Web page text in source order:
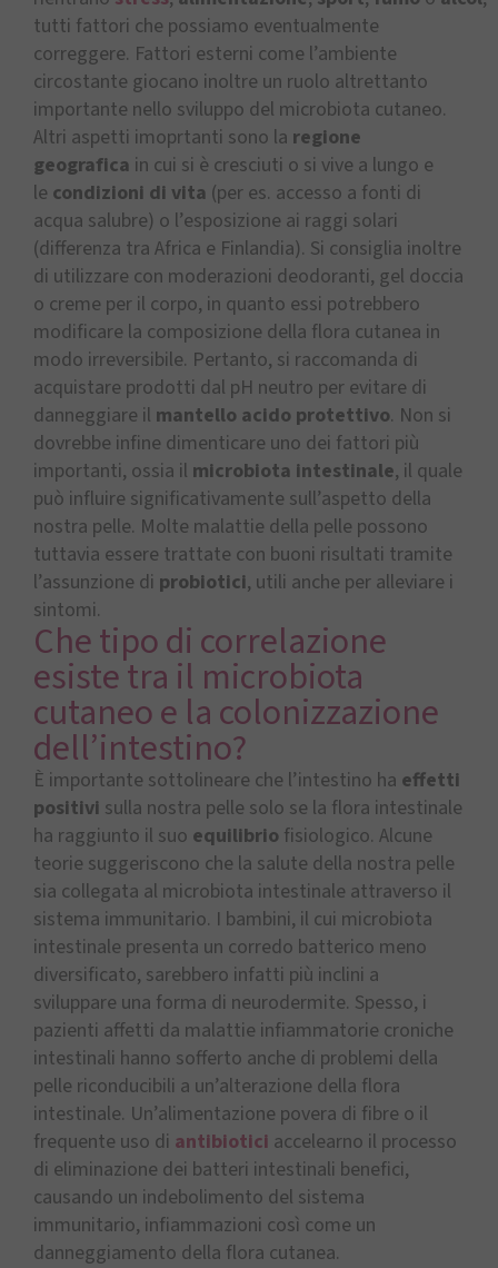
tutti fattori che possiamo eventualmente
correggere. Fattori esterni come l’ambiente
circostante giocano inoltre un ruolo altrettanto
importante nello sviluppo del microbiota cutaneo.
Altri aspetti imoprtanti sono la regione
geografica in cui si è cresciuti o si vive a lungo e
le condizioni di vita (per es. accesso a fonti di
acqua salubre) o l’esposizione ai raggi solari
(differenza tra Africa e Finlandia). Si consiglia inoltre
di utilizzare con moderazioni deodoranti, gel doccia
o creme per il corpo, in quanto essi potrebbero
modificare la composizione della flora cutanea in
modo irreversibile. Pertanto, si raccomanda di
acquistare prodotti dal pH neutro per evitare di
danneggiare il mantello acido protettivo. Non si
dovrebbe infine dimenticare uno dei fattori più
importanti, ossia il microbiota intestinale, il quale
può influire significativamente sull’aspetto della
nostra pelle. Molte malattie della pelle possono
tuttavia essere trattate con buoni risultati tramite
l’assunzione di probiotici, utili anche per alleviare i
sintomi.
Che tipo di correlazione
esiste tra il microbiota
cutaneo e la colonizzazione
dell’intestino?
È importante sottolineare che l’intestino ha effetti
positivi sulla nostra pelle solo se la flora intestinale
ha raggiunto il suo equilibrio fisiologico. Alcune
teorie suggeriscono che la salute della nostra pelle
sia collegata al microbiota intestinale attraverso il
sistema immunitario. I bambini, il cui microbiota
intestinale presenta un corredo batterico meno
diversificato, sarebbero infatti più inclini a
sviluppare una forma di neurodermite. Spesso, i
pazienti affetti da malattie infiammatorie croniche
intestinali hanno sofferto anche di problemi della
pelle riconducibili a un’alterazione della flora
intestinale. Un’alimentazione povera di fibre o il
frequente uso di antibiotici accelearno il processo
di eliminazione dei batteri intestinali benefici,
causando un indebolimento del sistema
immunitario, infiammazioni così come un
danneggiamento della flora cutanea.